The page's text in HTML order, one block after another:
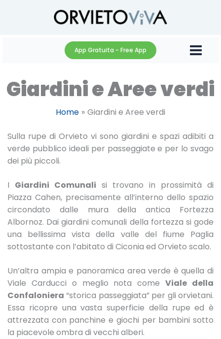
App Gratuita - Free App
Giardini e Aree verdi
Home Giardini e Aree verdi
Sulla rupe di Orvieto vi sono giardini e spazi adibiti a
verde pubblico ideali per passeggiate e per lo svago
dei più piccoli.
I Giardini Comunali si trovano in prossimità di
Piazza Cahen, precisamente all’interno dello spazio
circondato dalle mura della antica Fortezza
Albornoz. Dai giardini comunali della fortezza si gode
una bellissima vista della valle del fiume Paglia
sottostante con l’abitato di Ciconia ed Orvieto scalo.
Un’altra ampia e panoramica area verde è quella di
Viale Carducci o meglio nota comeViale della
Confaloniera “storica passeggiata” per gli orvietani.
Essa ricopre una vasta superficie della rupe ed è
attrezzata con panchine e giochi per bambini sotto
la piacevole ombra di vecchi alberi.